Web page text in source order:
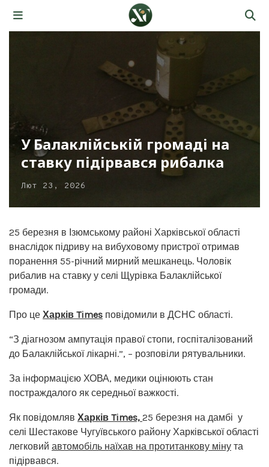
У Балаклійській громаді на
ставку підірвався рибалка
Лют 23, 2026
25 березня в Ізюмському районі Харківської області
внаслідок підриву на вибуховому пристрої отримав
поранення 55-річний мирний мешканець. Чоловік
рибалив на ставку у селі Щурівка Балаклійської
громади.
Про це Харків Times повідомили в ДСНС області.
“З діагнозом ампутація правої стопи, госпіталізований
до Балаклійської лікарні.”, – розповіли рятувальники.
За інформацією ХОВА, медики оцінюють стан
постраждалого як середньої важкості.
Як повідомляв Харків Times, 25 березня на дамбі у
селі Шестакове Чугуївського району Харківської області
легковий автомобіль наїхав на протитанкову міну та
підірвався.